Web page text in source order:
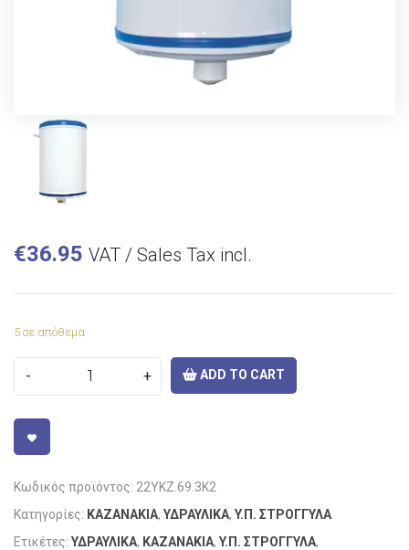
€36.95 VAT / Sales Tax incl.
5 σε απόθεμα
ADD TO CART
VISIT LINK
Κωδικός προϊόντος: 22YKZ.69.3K2
Κατηγορίες: ΚΑΖΑΝΑΚΙΑ, ΥΔΡΑΥΛΙΚΑ, Y.Π. ΣΤΡΟΓΓΥΛΑ
Ετικέτες: ΥΔΡΑΥΛΙΚΑ, ΚΑΖΑΝΑΚΙΑ, Y.Π. ΣΤΡΟΓΓΥΛΑ,